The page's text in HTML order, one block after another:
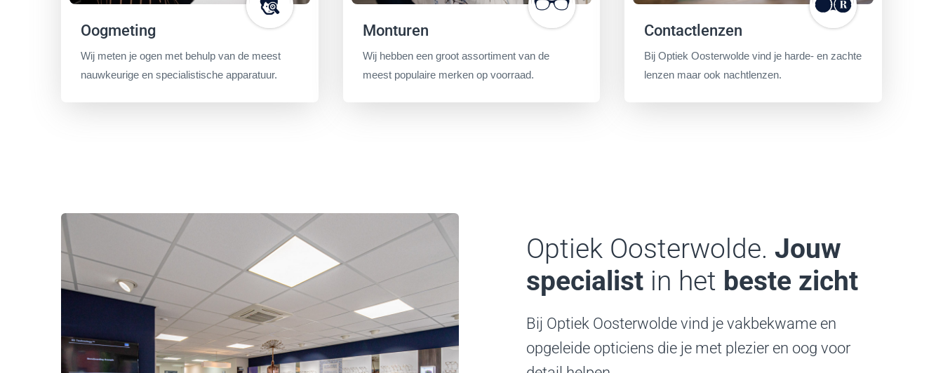
Oogmeting
Wij meten je ogen met behulp van de meest
nauwkeurige en specialistische apparatuur.
Monturen
Wij hebben een groot assortiment van de
meest populaire merken op voorraad.
Contactlenzen
Bij Optiek Oosterwolde vind je harde- en zachte
lenzen maar ook nachtlenzen.
Optiek Oosterwolde. Jouw
specialist in het beste zicht
Bij Optiek Oosterwolde vind je vakbekwame en
opgeleide opticiens die je met plezier en oog voor